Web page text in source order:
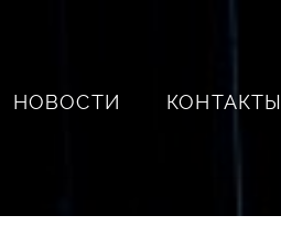
НОВОСТИ КОНТАКТЫ